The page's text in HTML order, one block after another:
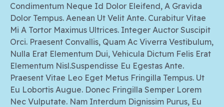
Condimentum Neque Id Dolor Eleifend, A Gravida
Dolor Tempus. Aenean Ut Velit Ante. Curabitur Vitae
Mi A Tortor Maximus Ultrices. Integer Auctor Suscipit
Orci. Praesent Convallis, Quam Ac Viverra Vestibulum,
Nulla Erat Elementum Dui, Vehicula Dictum Felis Erat
Elementum Nisl.Suspendisse Eu Egestas Ante.
Praesent Vitae Leo Eget Metus Fringilla Tempus. Ut
Eu Lobortis Augue. Donec Fringilla Semper Lorem
Nec Vulputate. Nam Interdum Dignissim Purus, Eu